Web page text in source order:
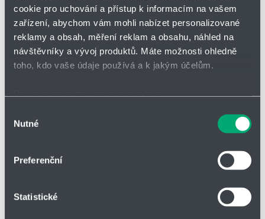
cookie pro uchování a přístup k informacím na vašem
zařízení, abychom vám mohli nabízet personalizované
reklamy a obsah, měření reklam a obsahu, náhled na
návštěvníky a vývoj produktů. Máte možnosti ohledně
toho, kdo vaše údaje používá a k jakým účelům.
které mohou být přesné na několik metrů
skenování pro konkrétní charakteristiky (otisk prstu)
Zjistěte více o tom, jak zpracováváme vaše osobní
Svůj souhlas můžete kdykoliv změnit nebo odvolat v
souhlasu
Nutné
Preferenční
Statistické
Vložit do poptávky
6,30
Di [mm]
D [mm] 41,30